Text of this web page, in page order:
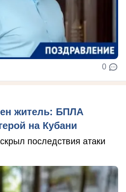
0
житель: БПЛА
на Кубани
последствия атаки